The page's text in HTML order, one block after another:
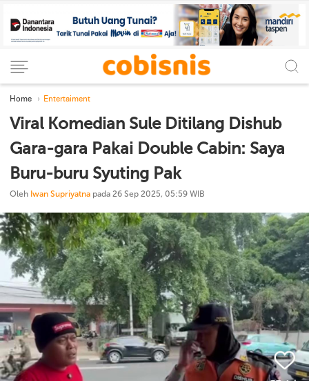
Home Entertaiment
Viral Komedian Sule Ditilang Dishub
Gara-gara Pakai Double Cabin: Saya
Buru-buru Syuting Pak
Oleh Iwan Supriyatna pada 26 Sep 2025, 05:59 WIB